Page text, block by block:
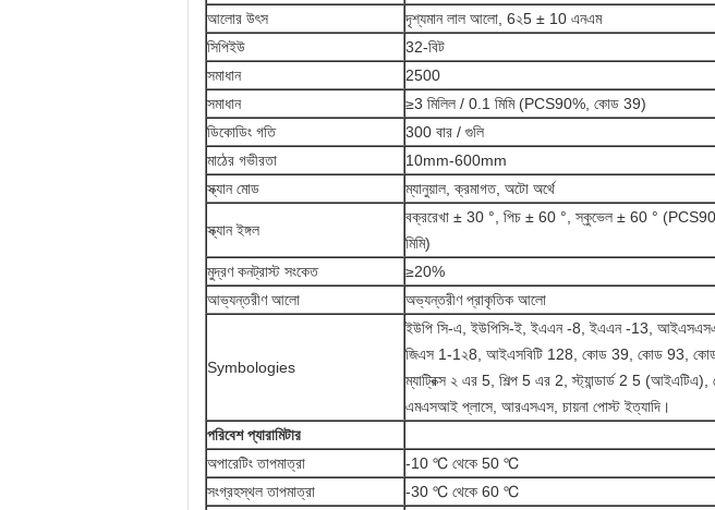
আলোর উৎস
দৃশ্যমান লাল আলো, 6২5 ± 10 এনএম
সিপিইউ
32-বিট
সমাধান
2500
সমাধান
≥3 মিলিল / 0.1 মিমি (PCS90%, কোড 39)
ডিকোডিং গতি
300 বার / গুলি
মাঠের গভীরতা
10mm-600mm
স্ক্যান মোড
ম্যানুয়াল, ক্রমাগত, অটো অর্থে
স্ক্যান ইঙ্গল
বক্ররেখা ± 30 °, পিচ ± 60 °, স্কুভেল ± 60 °
মিমি)
মুদ্রণ কনট্রাস্ট সংকেত
≥20%
আভ্যন্তরীণ আলো
অভ্যন্তরীণ প্রাকৃতিক আলো
Symbologies
ইউপি সি-এ, ইউপিসি-ই, ইএএন -8, ইএএন -13,
জিএস 1-1২8, আইএসবিটি 128, কোড 39, কোড 93, কোড
ম্যাট্রিক্স ২ এর 5, শিল্প 5 এর 2, স্ট্যান্ডার্ড 2 5
এমএসআই প্লাসে, আরএসএস, চায়না পোস্ট ইত্যাদি।
পরিবেশ প্যারামিটার
অপারেটিং তাপমাত্রা
-10 ℃ থেকে 50 ℃
সংগ্রহস্থল তাপমাত্রা
-30 ℃ থেকে 60 ℃